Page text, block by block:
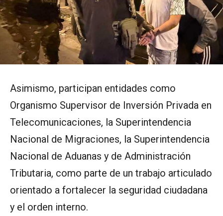
Asimismo, participan entidades como
Organismo Supervisor de Inversión Privada en
Telecomunicaciones, la Superintendencia
Nacional de Migraciones, la Superintendencia
Nacional de Aduanas y de Administración
Tributaria, como parte de un trabajo articulado
orientado a fortalecer la seguridad ciudadana
y el orden interno.